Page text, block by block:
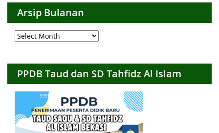
Arsip Bulanan
Arsip
Bulanan
PPDB Taud dan SD Tahfidz Al Islam